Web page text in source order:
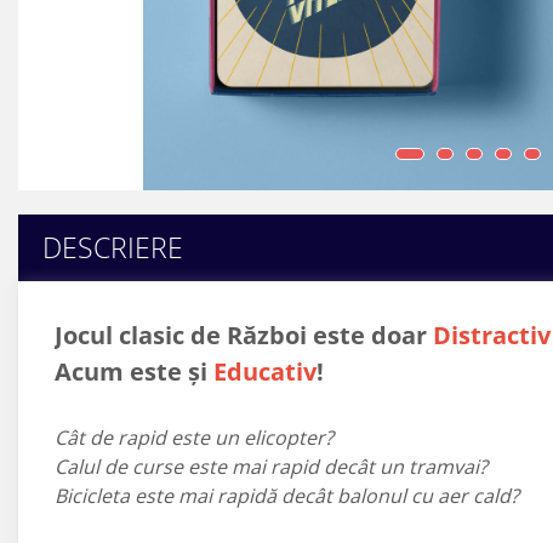
DESCRIERE
Jocul clasic de Război este doar Distractiv
Acum este și Educativ!
Cât de rapid este un elicopter?
Calul de curse este mai rapid decât un tramvai?
Bicicleta este mai rapidă decât balonul cu aer cald?